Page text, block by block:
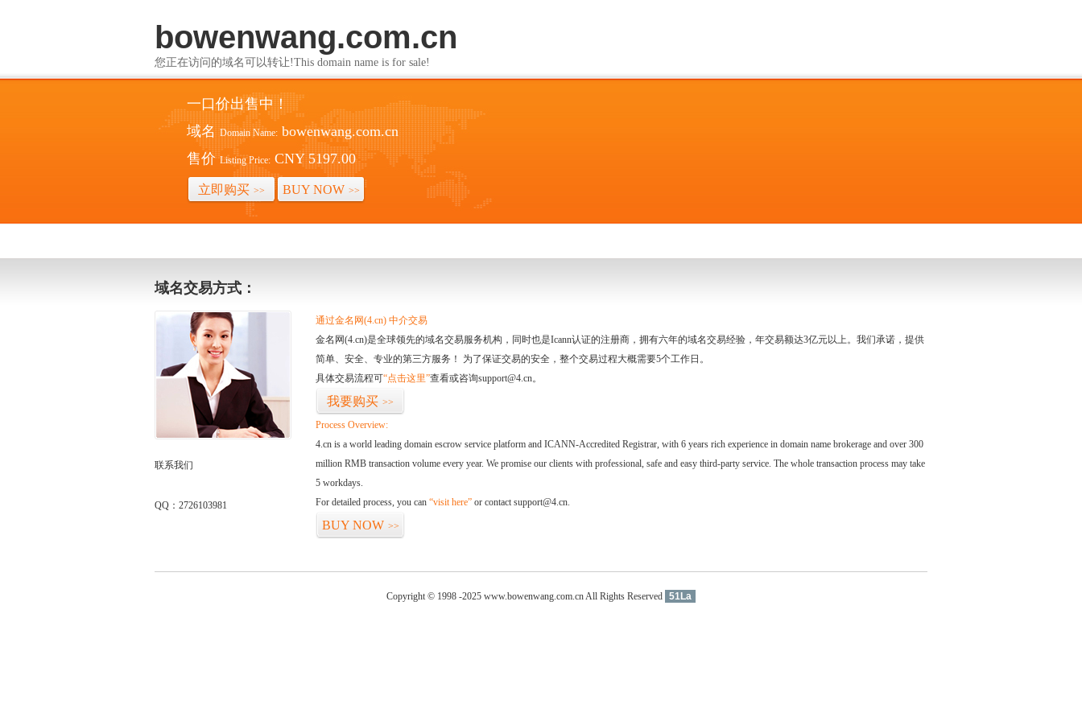
bowenwang.com.cn
您正在访问的域名可以转让!This domain name is for sale!
一口价出售中！
域名 Domain Name: bowenwang.com.cn
售价 Listing Price: CNY 5197.00
立即购买 >> BUY NOW >>
域名交易方式：
联系我们
QQ：2726103981
通过金名网(4.cn) 中介交易
金名网(4.cn)是全球领先的域名交易服务机构，同时也是Icann认证的注册商，拥有六年的域名交易经验，年交易额达3亿元以上。我们承诺，提供
简单、安全、专业的第三方服务！ 为了保证交易的安全，整个交易过程大概需要5个工作日。
具体交易流程可“点击这里”查看或咨询support@4.cn。
我要购买 >>
Process Overview:
4.cn is a world leading domain escrow service platform and ICANN-Accredited Registrar, with 6 years rich experience in domain name brokerage and over 300
million RMB transaction volume every year. We promise our clients with professional, safe and easy third-party service. The whole transaction process may take
5 workdays.
For detailed process, you can “visit here” or contact support@4.cn.
BUY NOW >>
Copyright © 1998 -2025 www.bowenwang.com.cn All Rights Reserved 51La